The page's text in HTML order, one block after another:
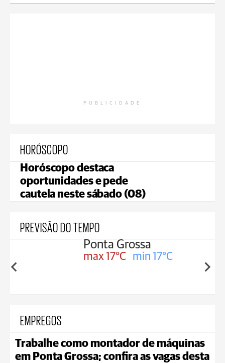
PUBLICIDADE
HORÓSCOPO
Horóscopo destaca
oportunidades e pede
cautela neste sábado (08)
PREVISÃO DO TEMPO
Ponta Grossa
max 17°C min 17°C
EMPREGOS
Trabalhe como montador de máquinas
em Ponta Grossa; confira as vagas desta